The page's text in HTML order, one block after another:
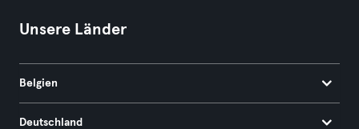
Unsere Länder
Belgien
Deutschland